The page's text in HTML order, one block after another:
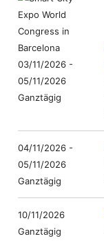
03/11/2026 -
05/11/2026
Ganztägig
04/11/2026 -
05/11/2026
Ganztägig
10/11/2026
Ganztägig